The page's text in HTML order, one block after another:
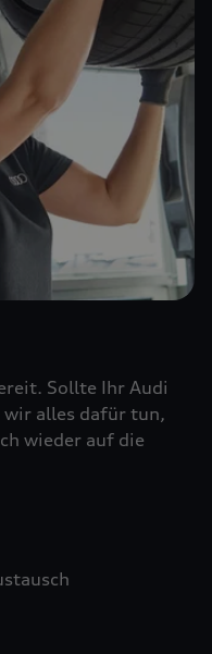
Sollte Ihr Audi
alles dafür tun,
wieder auf die